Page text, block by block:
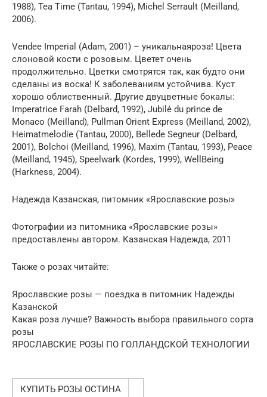
1988), Tea Time (Tantau, 1994), Michel Serrault (Meilland,
2006).
Vendee Imperial (Adam, 2001) – уникальнаяроза! Цвета
слоновой кости с розовым. Цветет очень
продолжительно. Цветки смотрятся так, как будто они
сделаны из воска! К заболеваниям устойчива. Куст
хорошо облиственный. Другие двуцветные бокалы:
Imperatrice Farah (Delbard, 1992), Jubilé du prince de
Monaco (Meilland), Pullman Orient Express (Meilland, 2002),
Heimatmelodie (Tantau, 2000), Bellede Segneur (Delbard,
2001), Bolchoi (Meilland, 1996), Maxim (Tantau, 1993), Peace
(Meilland, 1945), Speelwark (Kordes, 1999), WellBeing
(Harkness, 2004).
Надежда Казанская, питомник «Ярославские розы»
Фотографии из питомника «Ярославские розы»
предоставлены автором. Казанская Надежда, 2011
Также о розах читайте:
Ярославские розы — поездка в питомник Надежды
Казанской
Какая роза лучше? Важность выбора правильного сорта
розы
ЯРОСЛАВСКИЕ РОЗЫ ПО ГОЛЛАНДСКОЙ ТЕХНОЛОГИИ
КУПИТЬ РОЗЫ ОСТИНА